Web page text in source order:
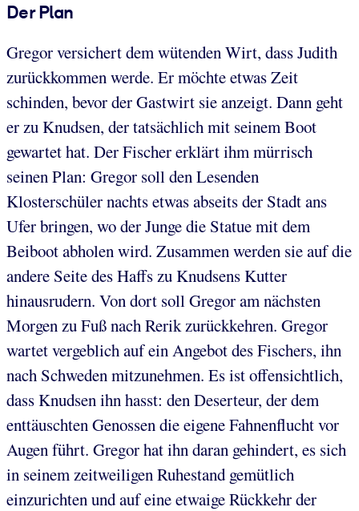
Der Plan
Gregor versichert dem wütenden Wirt, dass Judith
zurückkommen werde. Er möchte etwas Zeit
schinden, bevor der Gastwirt sie anzeigt. Dann geht
er zu Knudsen, der tatsächlich mit seinem Boot
gewartet hat. Der Fischer erklärt ihm mürrisch
seinen Plan: Gregor soll den Lesenden
Klosterschüler nachts etwas abseits der Stadt ans
Ufer bringen, wo der Junge die Statue mit dem
Beiboot abholen wird. Zusammen werden sie auf die
andere Seite des Haffs zu Knudsens Kutter
hinausrudern. Von dort soll Gregor am nächsten
Morgen zu Fuß nach Rerik zurückkehren. Gregor
wartet vergeblich auf ein Angebot des Fischers, ihn
nach Schweden mitzunehmen. Es ist offensichtlich,
dass Knudsen ihn hasst: den Deserteur, der dem
enttäuschten Genossen die eigene Fahnenflucht vor
Augen führt. Gregor hat ihn daran gehindert, es sich
in seinem zeitweiligen Ruhestand gemütlich
einzurichten und auf eine etwaige Rückkehr der